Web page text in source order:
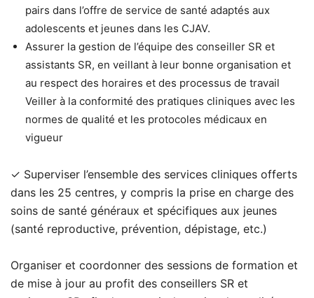
pairs dans l’offre de service de santé adaptés aux
adolescents et jeunes dans les CJAV.
Assurer la gestion de l’équipe des conseiller SR et
assistants SR, en veillant à leur bonne organisation et
au respect des horaires et des processus de travail
Veiller à la conformité des pratiques cliniques avec les
normes de qualité et les protocoles médicaux en
vigueur
✓ Superviser l’ensemble des services cliniques offerts
dans les 25 centres, y compris la prise en charge des
soins de santé généraux et spécifiques aux jeunes
(santé reproductive, prévention, dépistage, etc.)
Organiser et coordonner des sessions de formation et
de mise à jour au profit des conseillers SR et